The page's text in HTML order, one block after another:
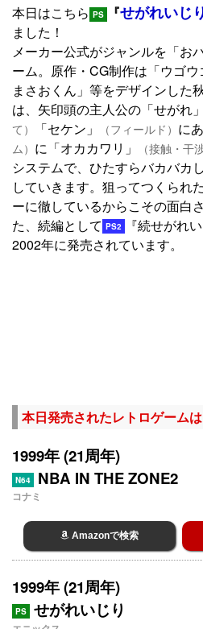
本日はこちら PS 『せがれいじ
ました！
メーカー公式がジャンルを「お
ーム。原作・CG制作は「ウゴ
まさおくん」等をデザインした
は、矢印頭の主人公の「せがれ
て）
「セケン」 （フィールド） に
ム） に「オカカワリ」 （接触・干渉
システムで、ひたすらバカバカ
していきます。狙ってつくられ
ーに徹しているからこその面白
た、続編として PS2
『続せがれ
2002年に発売されています。
本日発売されたレトロゲームは
1999年 (21周年)
N64 NBA IN THE ZONE2
コナミ
Amazonで検索
1999年 (21周年)
PS せがれいじり